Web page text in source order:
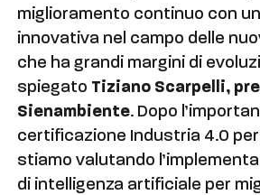
miglioramento continuo con
innovativa nel campo delle
che ha grandi margini di
spiegato Tiziano Scarpelli,
Sienambiente. Dopo
certificazione Industria 4.0 per
stiamo valutando
di intelligenza artificiale per